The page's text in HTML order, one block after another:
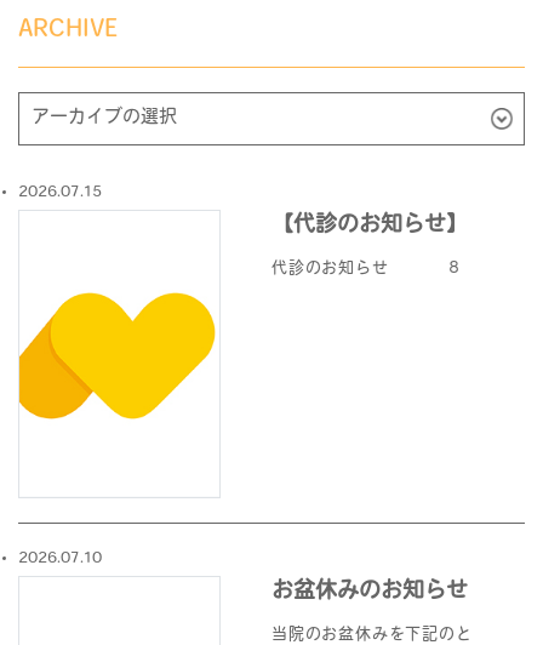
ARCHIVE
2026.07.15
【代診のお知らせ】
代診のお知らせ ８
2026.07.10
お盆休みのお知らせ
当院のお盆休みを下記のと